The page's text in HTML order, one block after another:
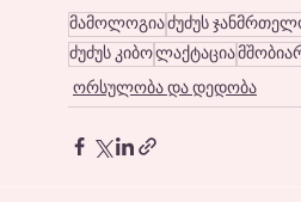
მამოლოგიაძუძუს
ძუძუს კიბოლაქტაცია
ორსულობა და დედობა